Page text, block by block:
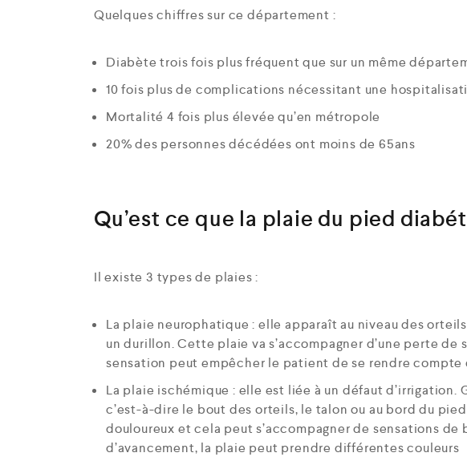
Quelques chiffres sur ce département :
Diabète trois fois plus fréquent que sur un même
10 fois plus de complications nécessitant une
Mortalité 4 fois plus élevée qu’en métropole
20% des personnes décédées ont moins de 65ans
Qu’est ce que la plaie du pied
Il existe 3 types de plaies :
La plaie neurophatique : elle apparaît au niveau des
un durillon. Cette plaie va s’accompagner d’une perte
sensation peut empêcher le patient de se rendre
La plaie ischémique : elle est liée à un défaut
c’est-à-dire le bout des orteils, le talon ou au bord du
douloureux et cela peut s’accompagner de sensations de
d’avancement, la plaie peut prendre différentes couleurs